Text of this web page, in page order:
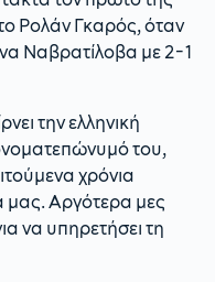
Ρολάν Γκαρός, όταν
Ναβρατίλοβα με 2-1
την ελληνική
του,
χρόνια
Αργότερα μες
να υπηρετήσει τη